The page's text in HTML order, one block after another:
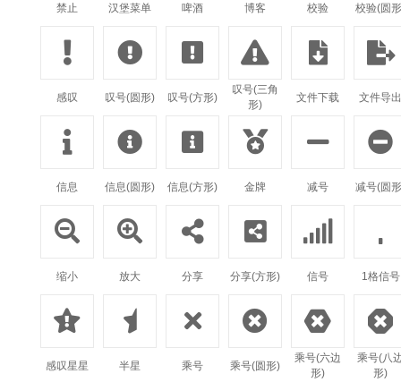
禁止 汉堡菜单 啤酒 博客 校验 校验(圆
感叹 叹号(圆形) 叹号(方形)
叹号(三角
形)
文件下载 文件导出
信息 信息(圆形) 信息(方形) 金牌 减号 减号(圆
缩小 放大 分享 分享(方形) 信号 1格信号
感叹星星 半星 乘号 乘号(圆形)
乘号(六边
形)
乘号(八
形)
     
     
     
     